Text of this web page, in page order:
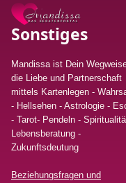
Sonstiges
Mandissa ist Dein
die Liebe und Partnerschaft
mittels Kartenlegen -
- Hellsehen - Astrologie -
- Tarot- Pendeln -
Lebensberatung -
Zukunftsdeutung
Beziehungsfragen und